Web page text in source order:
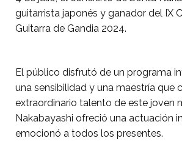
guitarrista japonés y ganador del IX
Guitarra de Gandia 2024.
El público disfrutó de un programa
una sensibilidad y una maestría que
extraordinario talento de este joven
Nakabayashi ofreció una actuación
emocionó a todos los presentes.